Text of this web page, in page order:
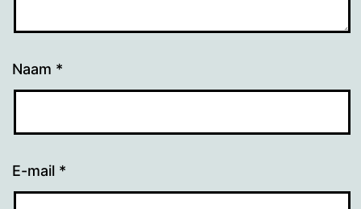
Naam *
E-mail *